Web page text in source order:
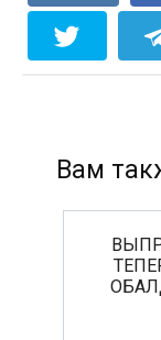
Вам